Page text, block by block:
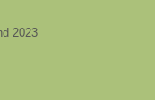
2023